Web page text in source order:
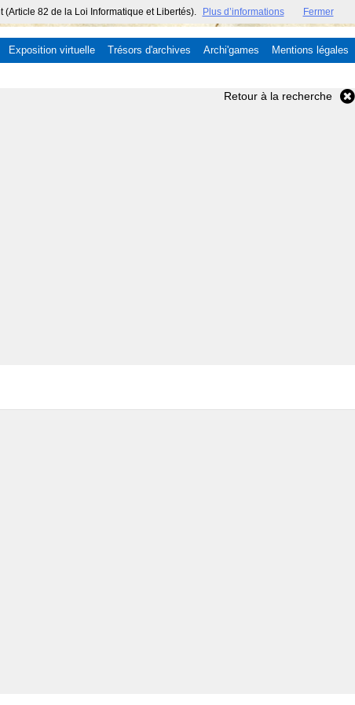
82 de la Loi Informatique et Libertés). Plus d’informations Fermer
Exposition virtuelle Trésors d'archives Archi'games Mentions légales
Retour à la recherche